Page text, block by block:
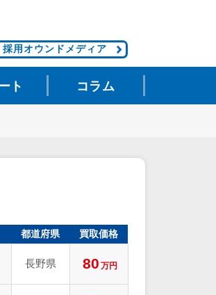
採用オウンドメディア
ト コラム
都道府県 買取価格
長野県 80 万円